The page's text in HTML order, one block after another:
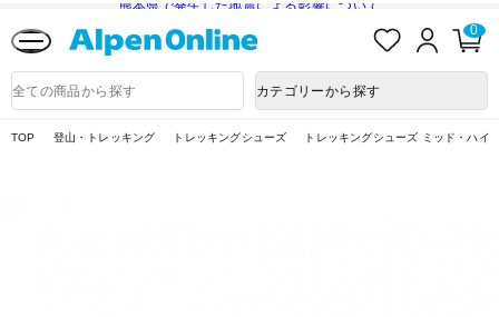
熊本県で発生した地震による影響について
入
ロ
ン
0
品
検
カテゴリーから探す
TOP 登山・トレッキング トレッキングシューズ トレッキングシューズ ミッド・ハイ